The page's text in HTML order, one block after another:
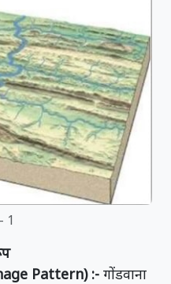
1
Pattern) :- गोंडवाना